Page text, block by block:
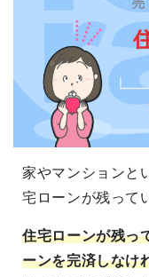
家やマンションと
宅ローンが残って
住宅ローンが残っ
ーンを完済しなけ